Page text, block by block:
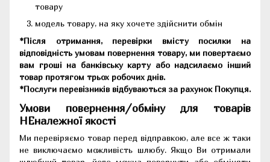
товару
модель товару, на яку хочете здійснити обмін
*Після отримання, перевірки вмісту посилки на
відповідність умовам повернення товару, ми повертаємо
вам гроші на банківську карту або надсилаємо інший
товар протягом трьох робочих днів.
*Послуги перевізників відбуваються за рахунок Покупця.
Умови повернення/обміну для товарів
НЕналежної якості
Ми перевіряємо товар перед відправкою, але все ж таки
не виключаємо можливість шлюбу. Якщо Ви отримали